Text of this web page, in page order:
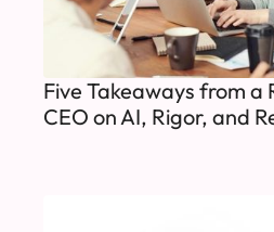
Five Takeaways from a
CEO on AI, Rigor, and